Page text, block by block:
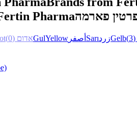
Pharmaפארמה
אדום (0) GulYellow أصفر SarıزردGelb (3)